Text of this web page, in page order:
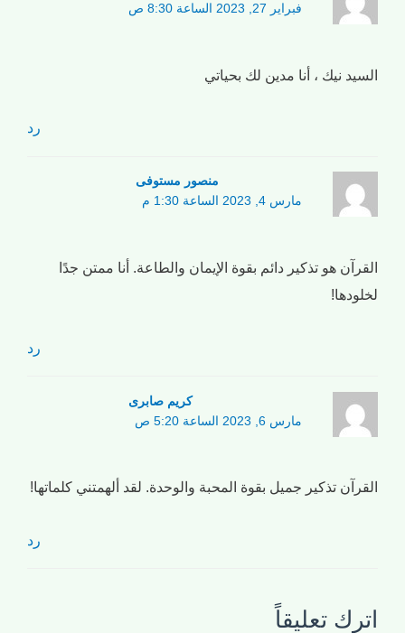
فبراير 27, 2023 الساعة 8:30 ص
السيد نيك ، أنا مدين لك بحياتي
رد
منصور مستوفی
مارس 4, 2023 الساعة 1:30 م
القرآن هو تذكير دائم بقوة الإيمان والطاعة. أنا ممتن جدًا
لخلودها!
رد
کریم صابری
مارس 6, 2023 الساعة 5:20 ص
القرآن تذكير جميل بقوة المحبة والوحدة. لقد ألهمتني كلماتها!
رد
اترك تعليقاً